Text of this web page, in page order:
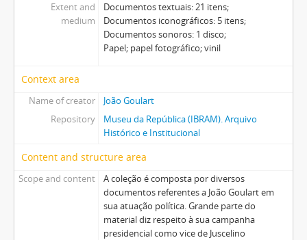
Extent and
medium
Documentos textuais: 21 itens;
Documentos iconográficos: 5 itens;
Documentos sonoros: 1 disco;
Papel; papel fotográfico; vinil
Context area
Name of creator
João Goulart
Repository
Museu da República (IBRAM). Arquivo
Histórico e Institucional
Content and structure area
Scope and content
A coleção é composta por diversos
documentos referentes a João Goulart em
sua atuação política. Grande parte do
material diz respeito à sua campanha
presidencial como vice de Juscelino